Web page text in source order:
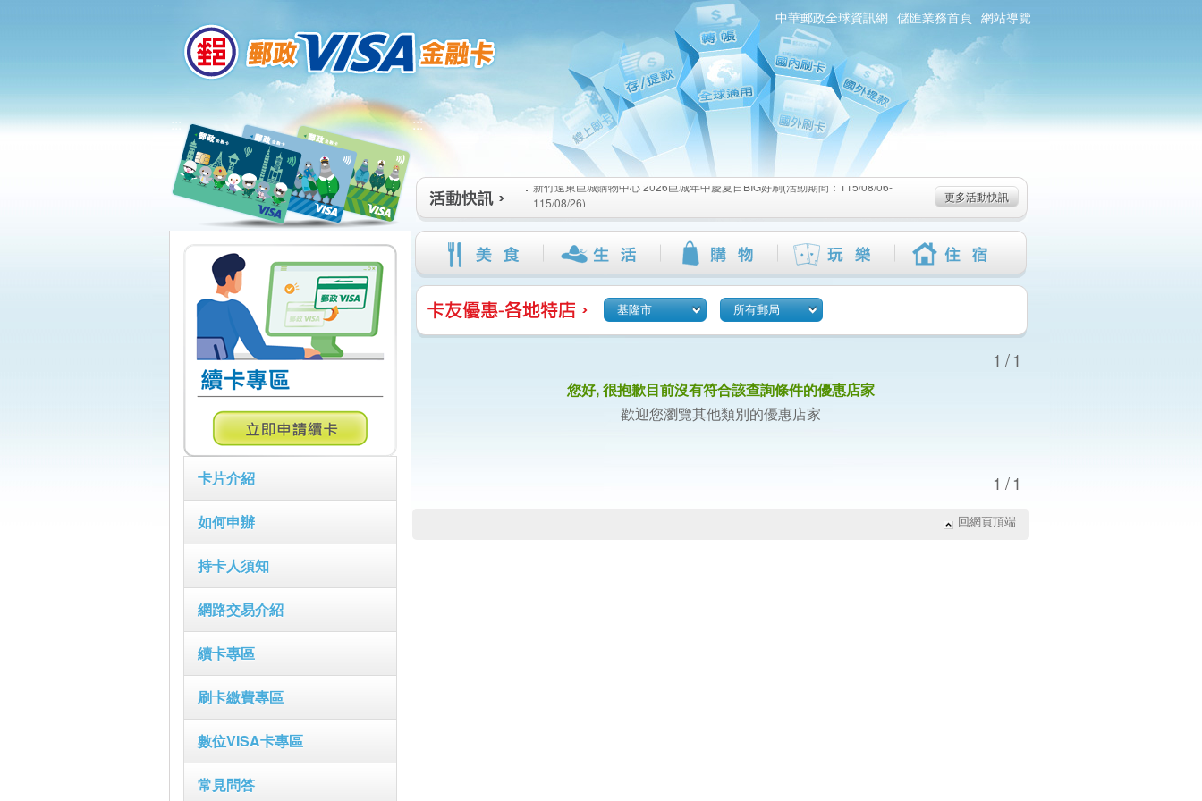
中華郵政全球資訊網 儲匯業務首頁 網站導覽
:::
卡片介紹
如何申辦
持卡人須知
網路交易介紹
續卡專區
刷卡繳費專區
數位VISA卡專區
常見問答
:::
新竹遠東巨城購物中心 2026巨城年中慶夏日BIG好刷(活動期間：115/08/06-
115/08/26)
臺北三創生活 有點東西第2波 刷卡郵好禮(活動期間：115/08/06-115/09/02)
桃園大江國際購物中心 好饗去大江檔期(活動期間：115/08/01-115/08/19)
新竹遠東巨城購物中心 2026巨城年中慶夏日BIG好刷(活動期間：115/08/06-
115/08/26)
臺北三創生活 有點東西第2波 刷卡郵好禮(活動期間：115/08/06-115/09/02)
桃園大江國際購物中心 好饗去大江檔期(活動期間：115/08/01-115/08/19)
更多活動快訊
基隆市 所有郵局
1/1
您好, 很抱歉目前沒有符合該查詢條件的優惠店家
歡迎您瀏覽其他類別的優惠店家
1/1
回網頁頂端